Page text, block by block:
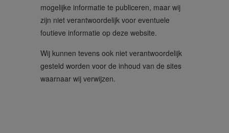
mogelijke informatie te publiceren, maar wij
zijn niet verantwoordelijk voor eventuele
foutieve informatie op deze website.
Wij kunnen tevens ook niet verantwoordelijk
gesteld worden voor de inhoud van de sites
waarnaar wij verwijzen.